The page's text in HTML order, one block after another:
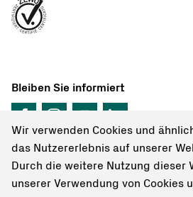
Bleiben Sie informiert
Wir verwenden Cookies und
das Nutzererlebnis auf unserer
Durch die weitere Nutzung dieser
unserer Verwendung von Cookies